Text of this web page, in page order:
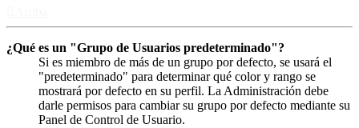
¿Qué es un "Grupo de Usuarios predeterminado"?
Si es miembro de más de un grupo por defecto, se usará el
"predeterminado" para determinar qué color y rango se
mostrará por defecto en su perfil. La Administración debe
darle permisos para cambiar su grupo por defecto mediante su
Panel de Control de Usuario.